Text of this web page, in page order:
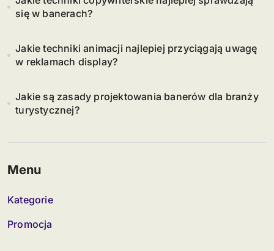
się w banerach?
Jakie techniki animacji najlepiej przyciągają uwagę
w reklamach display?
Jakie są zasady projektowania banerów dla branży
turystycznej?
Menu
Kategorie
Promocja